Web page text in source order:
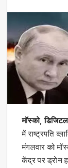
मॉस्को,
में राष्ट्रपति
मंगलवार को
केंद्र पर ड्रोन